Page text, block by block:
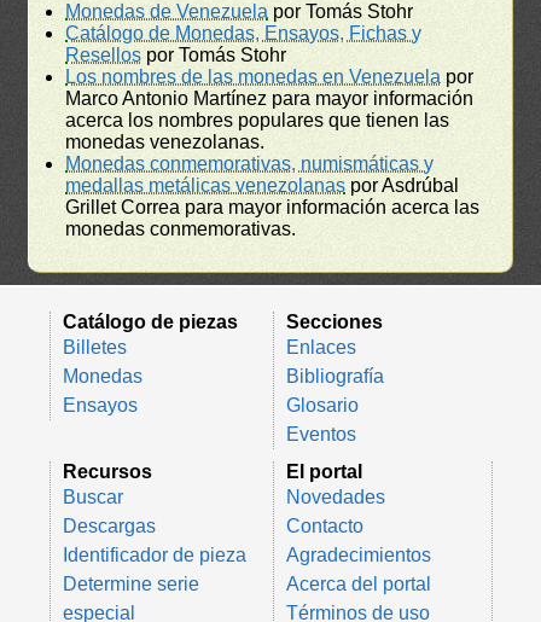
Monedas de Venezuela por Tomás Stohr
Catálogo de Monedas, Ensayos, Fichas y
Resellos por Tomás Stohr
Los nombres de las monedas en Venezuela por
Marco Antonio Martínez para mayor información
acerca los nombres populares que tienen las
monedas venezolanas.
Monedas conmemorativas, numismáticas y
medallas metálicas venezolanas por Asdrúbal
Grillet Correa para mayor información acerca las
monedas conmemorativas.
Catálogo de piezas
Billetes
Monedas
Ensayos
Secciones
Enlaces
Bibliografía
Glosario
Eventos
Recursos
Buscar
Descargas
Identificador de pieza
Determine serie
especial
El portal
Novedades
Contacto
Agradecimientos
Acerca del portal
Términos de uso